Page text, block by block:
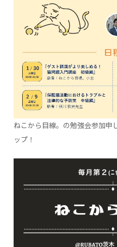
ねこから目線。の勉強会参加申
ップ！